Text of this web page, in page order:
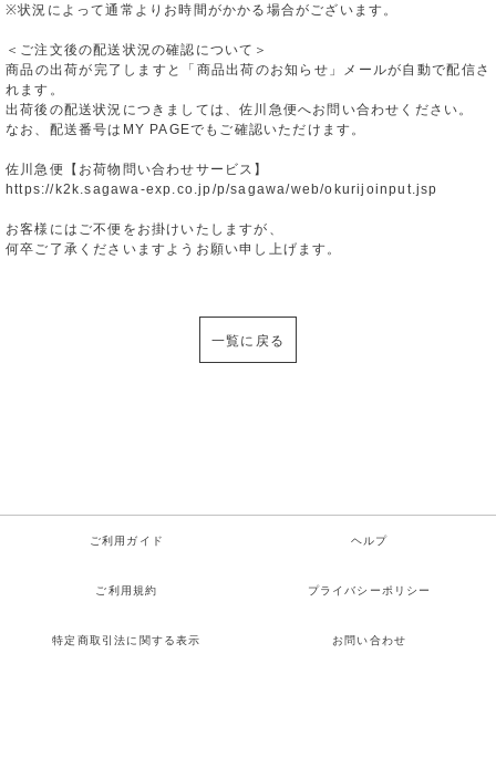
※状況によって通常よりお時間がかかる場合がございます。
＜ご注文後の配送状況の確認について＞
商品の出荷が完了しますと「商品出荷のお知らせ」メールが自動で配信さ
れます。
出荷後の配送状況につきましては、佐川急便へお問い合わせください。
なお、配送番号はMY PAGEでもご確認いただけます。
佐川急便【お荷物問い合わせサービス】
https://k2k.sagawa-exp.co.jp/p/sagawa/web/okurijoinput.jsp
お客様にはご不便をお掛けいたしますが、
何卒ご了承くださいますようお願い申し上げます。
一覧に戻る
ご利用ガイド ヘルプ
ご利用規約 プライバシーポリシー
特定商取引法に関する表示 お問い合わせ